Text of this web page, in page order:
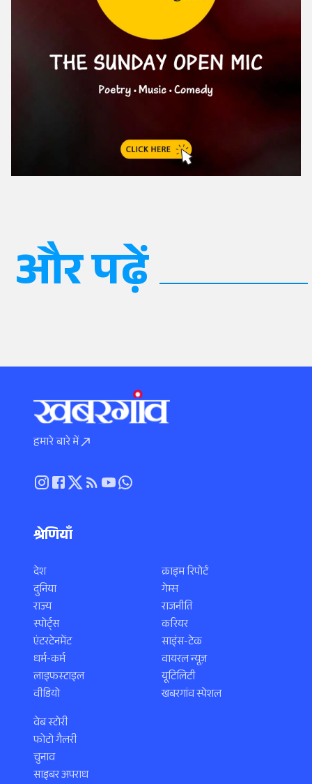
और पढ़ें
हमारे बारे में
श्रेणियाँ
देश
दुनिया
राज्य
स्पोर्ट्स
एंटरटेनमेंट
धर्म-कर्म
लाइफस्टाइल
वीडियो
क्राइम रिपोर्ट
गेम्स
राजनीति
करियर
साइंस-टेक
वायरल न्यूज़
यूटिलिटी
खबरगांव स्पेशल
वेब स्टोरी
फोटो गैलरी
चुनाव
साइबर अपराध